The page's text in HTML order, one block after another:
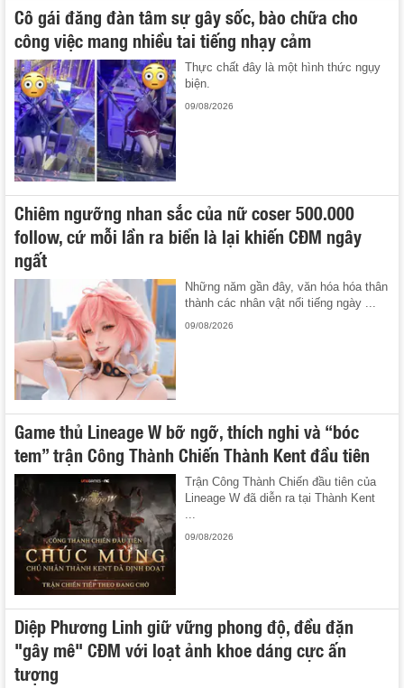
Cô gái đăng đàn tâm sự gây sốc, bào chữa cho
công việc mang nhiều tai tiếng nhạy cảm
Thực chất đây là một hình thức ngụy
biện.
09/08/2026
Chiêm ngưỡng nhan sắc của nữ coser 500.000
follow, cứ mỗi lần ra biển là lại khiến CĐM ngây
ngất
Những năm gần đây, văn hóa hóa thân
thành các nhân vật nổi tiếng ngày ...
09/08/2026
Game thủ Lineage W bỡ ngỡ, thích nghi và “bóc
tem” trận Công Thành Chiến Thành Kent đầu tiên
Trận Công Thành Chiến đầu tiên của
Lineage W đã diễn ra tại Thành Kent
09/08/2026
Diệp Phương Linh giữ vững phong độ, đều đặn
"gây mê" CĐM với loạt ảnh khoe dáng cực ấn
tượng